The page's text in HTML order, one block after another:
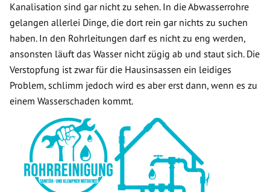
Kanalisation sind gar nicht zu sehen. In die Abwasserrohre
gelangen allerlei Dinge, die dort rein gar nichts zu suchen
haben. In den Rohrleitungen darf es nicht zu eng werden,
ansonsten läuft das Wasser nicht zügig ab und staut sich. Die
Verstopfung ist zwar für die Hausinsassen ein leidiges
Problem, schlimm jedoch wird es aber erst dann, wenn es zu
einem Wasserschaden kommt.